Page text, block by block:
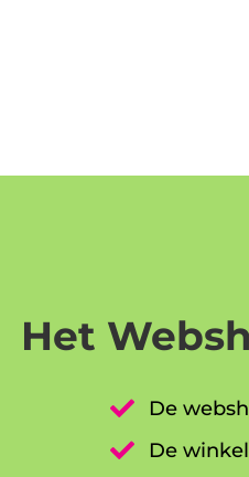
Het

De

De